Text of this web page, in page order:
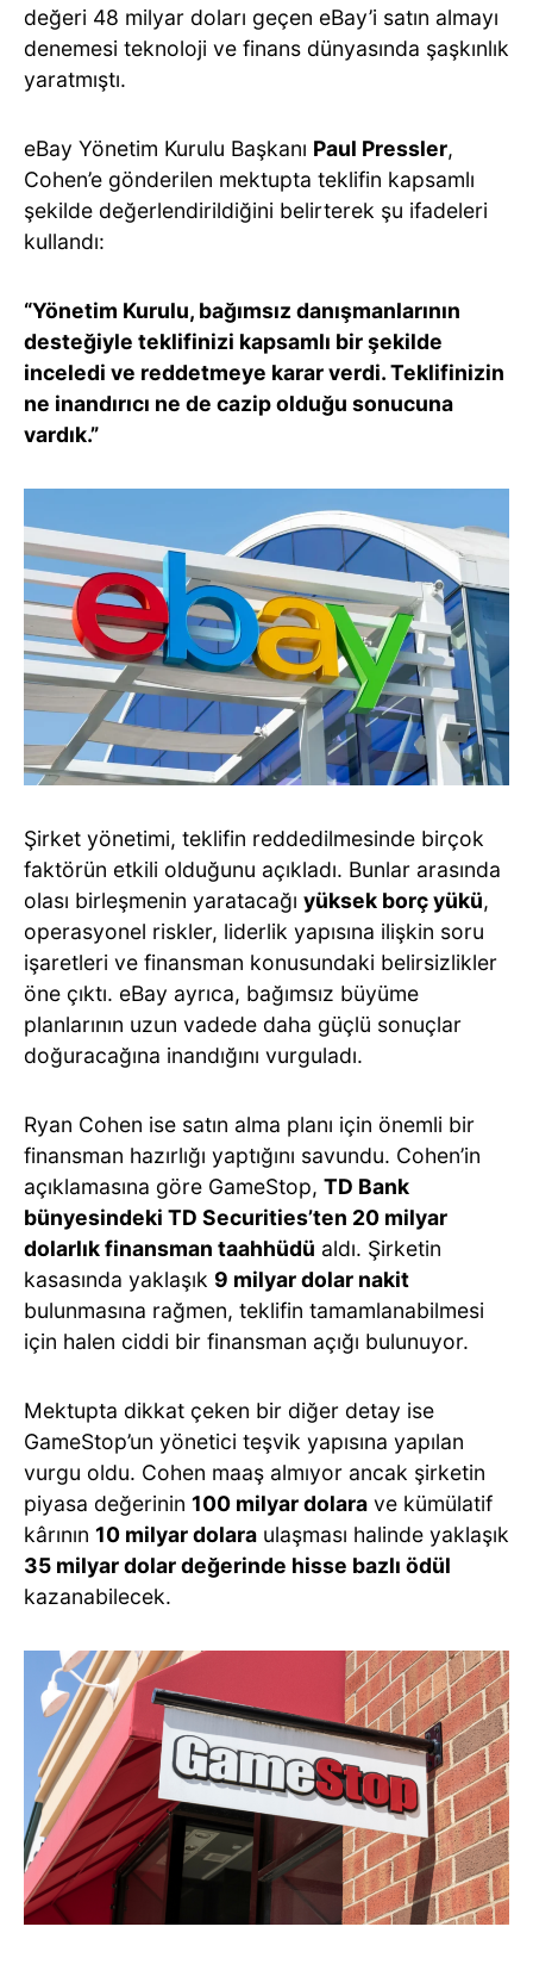
değeri 48 milyar doları geçen eBay’i satın almayı
denemesi teknoloji ve finans dünyasında şaşkınlık
yaratmıştı.
eBay Yönetim Kurulu Başkanı Paul Pressler,
Cohen’e gönderilen mektupta teklifin kapsamlı
şekilde değerlendirildiğini belirterek şu ifadeleri
kullandı:
“Yönetim Kurulu, bağımsız danışmanlarının
desteğiyle teklifinizi kapsamlı bir şekilde
inceledi ve reddetmeye karar verdi. Teklifinizin
ne inandırıcı ne de cazip olduğu sonucuna
vardık.”
Şirket yönetimi, teklifin reddedilmesinde birçok
faktörün etkili olduğunu açıkladı. Bunlar arasında
olası birleşmenin yaratacağı yüksek borç yükü,
operasyonel riskler, liderlik yapısına ilişkin soru
işaretleri ve finansman konusundaki belirsizlikler
öne çıktı. eBay ayrıca, bağımsız büyüme
planlarının uzun vadede daha güçlü sonuçlar
doğuracağına inandığını vurguladı.
Ryan Cohen ise satın alma planı için önemli bir
finansman hazırlığı yaptığını savundu. Cohen’in
açıklamasına göre GameStop, TD Bank
bünyesindeki TD Securities’ten 20 milyar
dolarlık finansman taahhüdü aldı. Şirketin
kasasında yaklaşık 9 milyar dolar nakit
bulunmasına rağmen, teklifin tamamlanabilmesi
için halen ciddi bir finansman açığı bulunuyor.
Mektupta dikkat çeken bir diğer detay ise
GameStop’un yönetici teşvik yapısına yapılan
vurgu oldu. Cohen maaş almıyor ancak şirketin
piyasa değerinin 100 milyar dolara ve kümülatif
kârının 10 milyar dolara ulaşması halinde yaklaşık
35 milyar dolar değerinde hisse bazlı ödül
kazanabilecek.